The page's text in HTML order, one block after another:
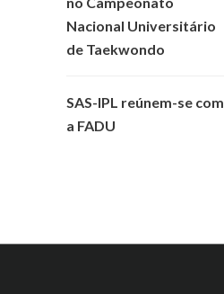
Nacional Universitário
de Taekwondo
SAS-IPL reúnem-se com
a FADU